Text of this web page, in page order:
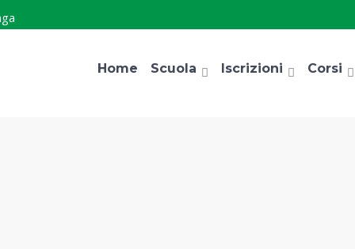
Home Scuola Iscrizioni Corsi